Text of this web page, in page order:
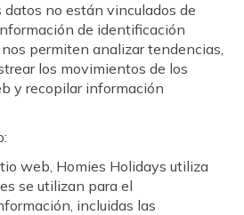
datos no están vinculados de
de identificación
permiten analizar tendencias,
los movimientos de los
y recopilar información
web, Homies Holidays utiliza
se utilizan para el
incluidas las